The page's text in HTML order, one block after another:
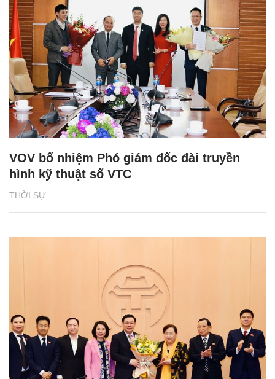
THỜI SỰ
VOV bổ nhiệm Phó giám đốc đài truyền
hình kỹ thuật số VTC